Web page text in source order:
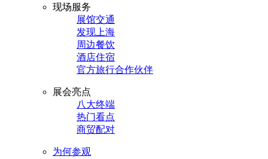
现场服务
展馆交通
发现上海
周边餐饮
酒店住宿
官方旅行合作伙伴
展会亮点
八大终端
热门看点
商贸配对
为何参观